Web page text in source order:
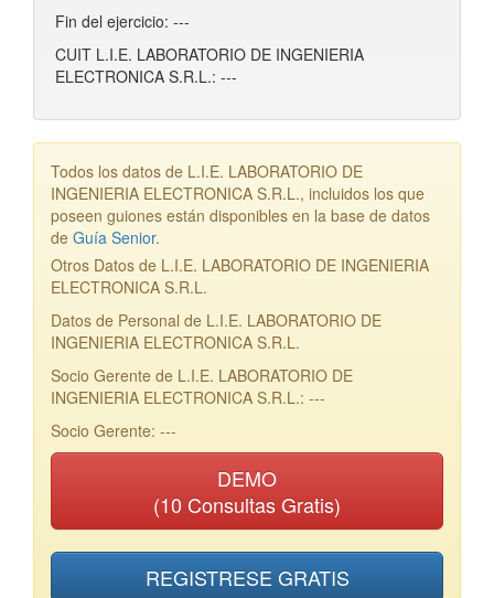
Fin del ejercicio: ---
CUIT L.I.E. LABORATORIO DE INGENIERIA
ELECTRONICA S.R.L.: ---
Todos los datos de L.I.E. LABORATORIO DE
INGENIERIA ELECTRONICA S.R.L., incluidos los que
poseen guiones están disponibles en la base de datos
de Guía Senior.
Otros Datos de L.I.E. LABORATORIO DE INGENIERIA
ELECTRONICA S.R.L.
Datos de Personal de L.I.E. LABORATORIO DE
INGENIERIA ELECTRONICA S.R.L.
Socio Gerente de L.I.E. LABORATORIO DE
INGENIERIA ELECTRONICA S.R.L.: ---
Socio Gerente: ---
DEMO
(10 Consultas Gratis)
REGISTRESE GRATIS